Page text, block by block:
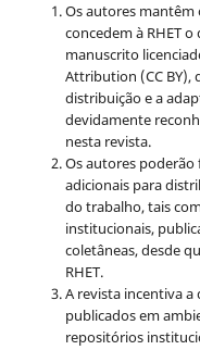
Os autores mantêm
concedem à RHET
manuscrito
Attribution (CC
distribuição e a
devidamente
nesta revista.
Os autores poderão
adicionais para
do trabalho, tais
institucionais,
coletâneas, desde
RHET.
A revista incentiva
publicados em
repositórios